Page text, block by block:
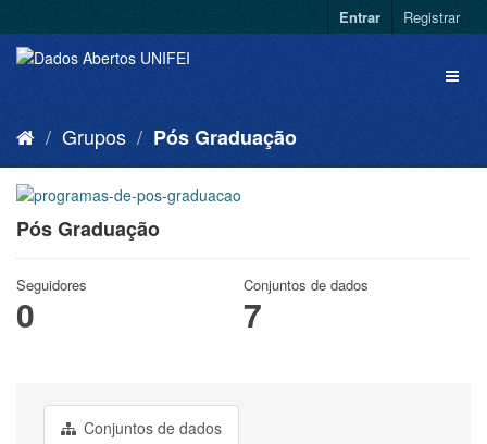
Entrar Registrar
Grupos Pós Graduação
Pós Graduação
Seguidores
0
Conjuntos de dados
7
Conjuntos de dados